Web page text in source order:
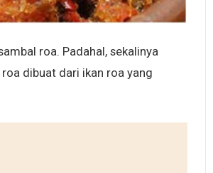
roa. Padahal, sekalinya
dibuat dari ikan roa yang